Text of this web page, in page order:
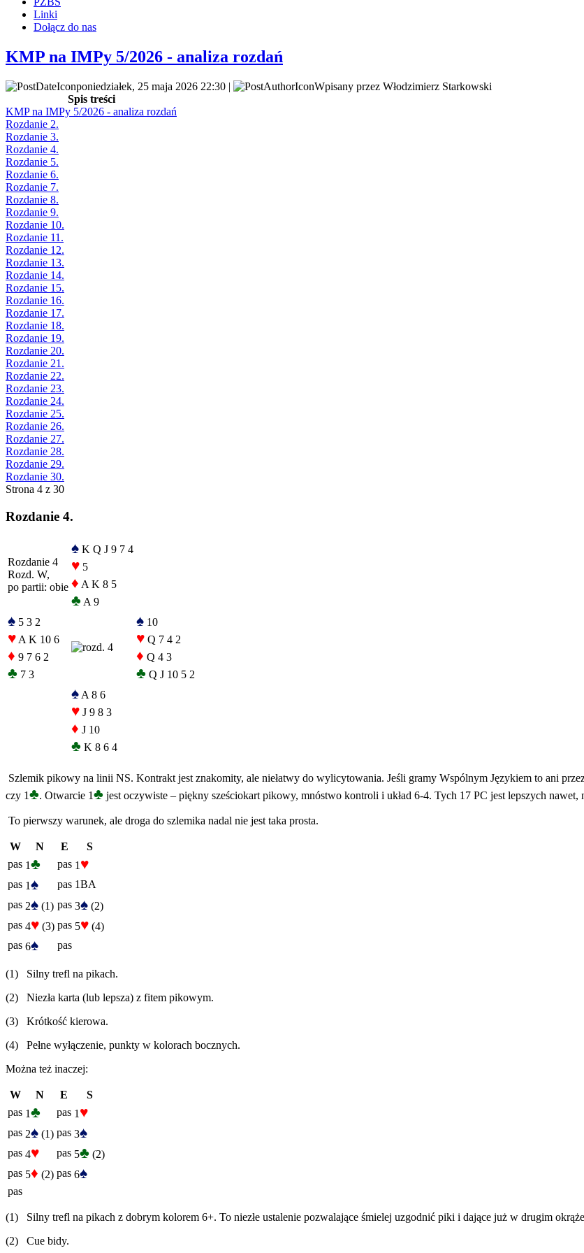
Linki
Dołącz do nas
KMP na IMPy 5/2026 - analiza rozdań
poniedziałek, 25 maja 2026 22:30 |
Wpisany przez Włodzimierz Starkowski
Spis treści
KMP na IMPy 5/2026 - analiza rozdań
Rozdanie 2.
Rozdanie 3.
Rozdanie 4.
Rozdanie 5.
Rozdanie 6.
Rozdanie 7.
Rozdanie 8.
Rozdanie 9.
Rozdanie 10.
Rozdanie 11.
Rozdanie 12.
Rozdanie 13.
Rozdanie 14.
Rozdanie 15.
Rozdanie 16.
Rozdanie 17.
Rozdanie 18.
Rozdanie 19.
Rozdanie 20.
Rozdanie 21.
Rozdanie 22.
Rozdanie 23.
Rozdanie 24.
Rozdanie 25.
Rozdanie 26.
Rozdanie 27.
Rozdanie 28.
Rozdanie 29.
Rozdanie 30.
Strona 4 z 30
Rozdanie 4.
Rozdanie 4
Rozd. W,
po partii: obie
♠ K Q J 9 7 4
♥ 5
♦ A K 8 5
♣ A 9
♠ 5 3 2
♥ A K 10 6
♦ 9 7 6 2
♣ 7 3
♠ 10
♥ Q 7 4 2
♦ Q 4 3
♣ Q J 10 5 2
♠ A 8 6
♥ J 9 8 3
♦ J 10
♣ K 8 6 4
Szlemik pikowy na linii NS. Kontrakt jest znakomity, ale niełatwy do wylicytowania. Jeśli gramy Wspólnym Językiem to ani
czy 1♣. Otwarcie 1♣ jest oczywiste – piękny sześciokart pikowy, mnóstwo kontroli i układ 6-4. Tych 17 PC jest lepszych nawet,
To pierwszy warunek, ale droga do szlemika nadal nie jest taka prosta.
W N E
S
pas 1♣ pas 1 ♥
pas 1♠ pas 1BA
pas 2♠ (1) pas 3♠ (2)
pas 4♥ (3) pas 5♥ (4)
pas 6♠ pas
(1) Silny trefl na pikach.
(2) Niezła karta (lub lepsza) z fitem pikowym.
(3) Krótkość kierowa.
(4) Pełne wyłączenie, punkty w kolorach bocznych.
Można też inaczej:
W N E
S
pas 1♣ pas 1 ♥
pas 2♠ (1) pas 3♠
pas 4♥ pas 5♣ (2)
pas 5♦ (2) pas 6♠
pas
(1) Silny trefl na pikach z dobrym kolorem 6+. To niezłe ustalenie pozwalające śmielej uzgodnić piki i dające już w drugim
(2) Cue bidy.